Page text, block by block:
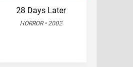
28 Days Later
HORROR • 2002